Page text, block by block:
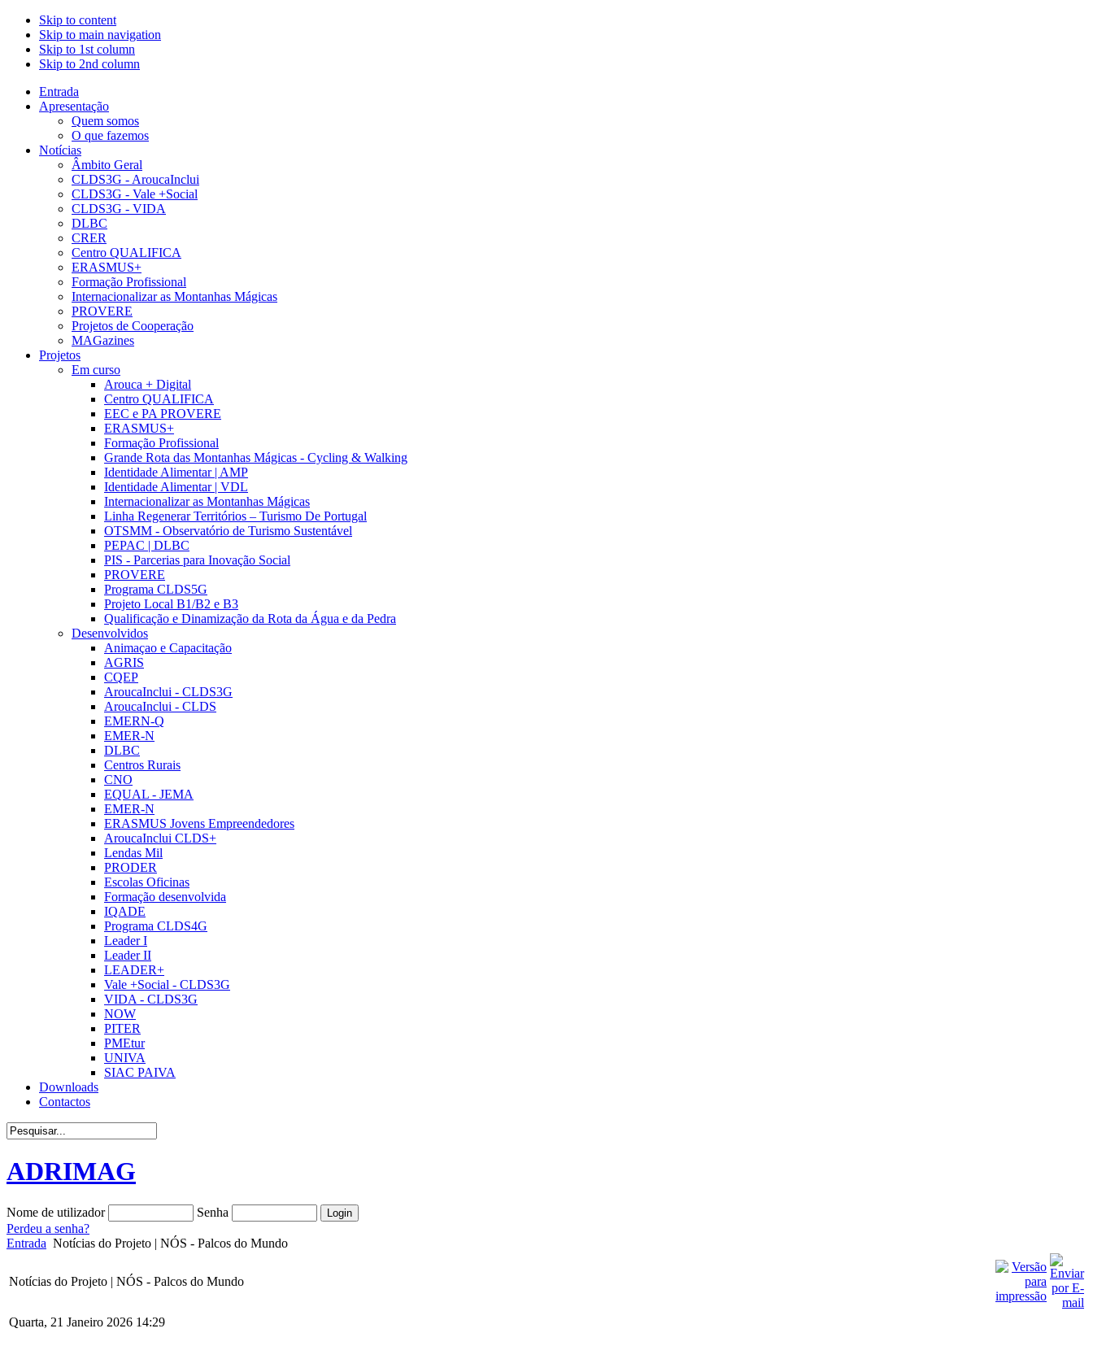
Skip to content
Skip to main navigation
Skip to 1st column
Skip to 2nd column
Entrada
Apresentação
Quem somos
O que fazemos
Notícias
Âmbito Geral
CLDS3G - AroucaInclui
CLDS3G - Vale +Social
CLDS3G - VIDA
DLBC
CRER
Centro QUALIFICA
ERASMUS+
Formação Profissional
Internacionalizar as Montanhas Mágicas
PROVERE
Projetos de Cooperação
MAGazines
Projetos
Em curso
Arouca + Digital
Centro QUALIFICA
EEC e PA PROVERE
ERASMUS+
Formação Profissional
Grande Rota das Montanhas Mágicas - Cycling & Walking
Identidade Alimentar | AMP
Identidade Alimentar | VDL
Internacionalizar as Montanhas Mágicas
Linha Regenerar Territórios – Turismo De Portugal
OTSMM - Observatório de Turismo Sustentável
PEPAC | DLBC
PIS - Parcerias para Inovação Social
PROVERE
Programa CLDS5G
Projeto Local B1/B2 e B3
Qualificação e Dinamização da Rota da Água e da Pedra
Desenvolvidos
Animaçao e Capacitação
AGRIS
CQEP
AroucaInclui - CLDS3G
AroucaInclui - CLDS
EMERN-Q
EMER-N
DLBC
Centros Rurais
CNO
EQUAL - JEMA
EMER-N
ERASMUS Jovens Empreendedores
AroucaInclui CLDS+
Lendas Mil
PRODER
Escolas Oficinas
Formação desenvolvida
IQADE
Programa CLDS4G
Leader I
Leader II
LEADER+
Vale +Social - CLDS3G
VIDA - CLDS3G
NOW
PITER
PMEtur
UNIVA
SIAC PAIVA
Downloads
Contactos
ADRIMAG
Nome de utilizador
Senha
Perdeu a senha?
Entrada Notícias do Projeto | NÓS - Palcos do Mundo
Notícias do Projeto | NÓS - Palcos do Mundo
Quarta, 21 Janeiro 2026 14:29